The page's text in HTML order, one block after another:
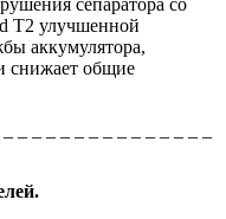
T2 улучшенной
аккумулятора,
снижает общие